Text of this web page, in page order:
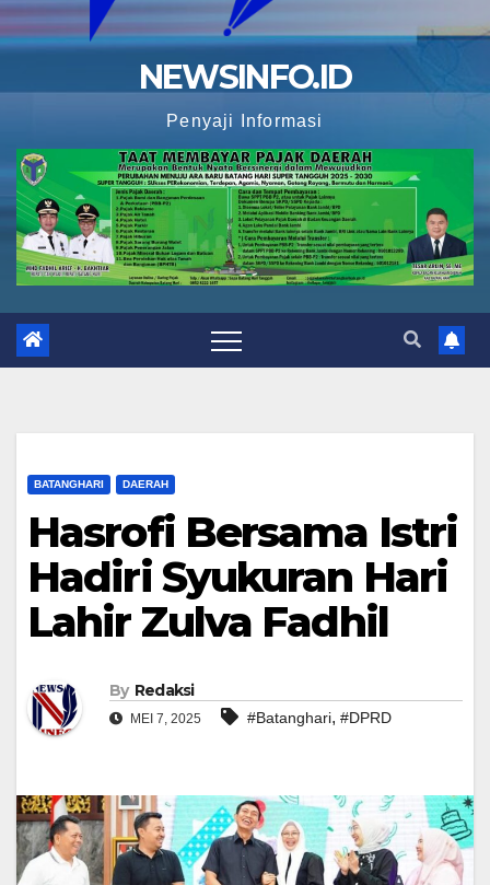
NEWSINFO.ID
Penyaji Informasi
BATANGHARI DAERAH
Hasrofi Bersama Istri
Hadiri Syukuran Hari
Lahir Zulva Fadhil
By Redaksi
MEI 7, 2025 #Batanghari, #DPRD